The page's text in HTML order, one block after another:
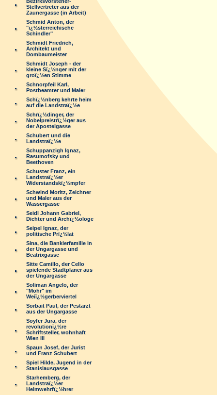
Stellvertreter aus der
Zaunergasse (in Arbeit)
Schmid Anton, der
"ï¿½sterreichische
Schindler"
Schmidt Friedrich,
Architekt und
Dombaumeister
Schmidt Joseph - der
kleine Sï¿½nger mit der
groï¿½en Stimme
Schnorpfeil Karl,
Postbeamter und Maler
Schï¿½nberg kehrte heim
auf die Landstraï¿½e
Schrï¿½dinger, der
Nobelpreistrï¿½ger aus
der Apostelgasse
Schubert und die
Landstraï¿½e
Schuppanzigh Ignaz,
Rasumofsky und
Beethoven
Schuster Franz, ein
Landstraï¿½er
Widerstandskï¿½mpfer
Schwind Moritz, Zeichner
und Maler aus der
Wassergasse
Seidl Johann Gabriel,
Dichter und Archï¿½ologe
Seipel Ignaz, der
politische Prï¿½lat
Sina, die Bankierfamilie in
der Ungargasse und
Beatrixgasse
Sitte Camillo, der Cello
spielende Stadtplaner aus
der Ungargasse
Soliman Angelo, der
"Mohr" im
Weiï¿½gerberviertel
Sorbait Paul, der Pestarzt
aus der Ungargasse
Soyfer Jura, der
revolutionï¿½re
Schriftsteller, wohnhaft
Wien III
Spaun Josef, der Jurist
und Franz Schubert
Spiel Hilde, Jugend in der
Stanislausgasse
Starhemberg, der
Landstraï¿½er
Heimwehrfï¿½hrer